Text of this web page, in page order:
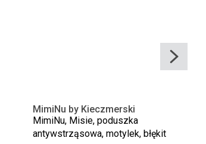
MimiNu by Kieczmerski
MimiNu, Misie, poduszka
antywstrząsowa, motylek, błękit